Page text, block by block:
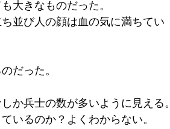
大きなものだった。
並び人の顔は血の気に満ちてい
だった。
か兵士の数が多いように見える。
いるのか？よくわからない。